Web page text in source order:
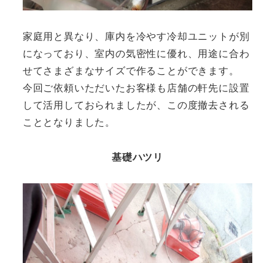
家庭用と異なり、庫内を冷やす冷却ユニットが別
になっており、室内の気密性に優れ、用途に合わ
せてさまざまなサイズで作ることができます。
今回ご依頼いただいたお客様も店舗の軒先に設置
して活用しておられましたが、この度撤去される
こととなりました。
基礎ハツリ